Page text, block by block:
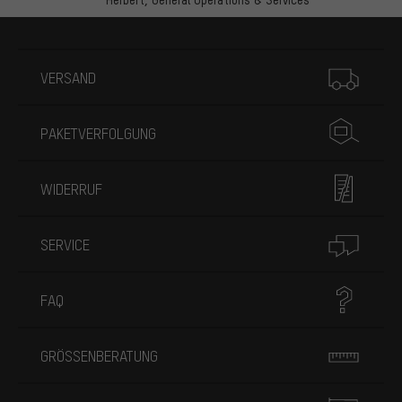
VERSAND
PAKETVERFOLGUNG
WIDERRUF
SERVICE
FAQ
GRÖSSENBERATUNG